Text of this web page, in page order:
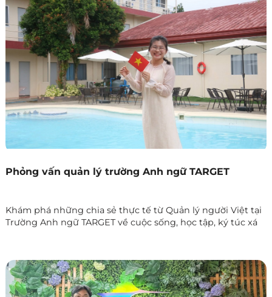
Phỏng vấn quản lý trường Anh ngữ TARGET
Khám phá những chia sẻ thực tế từ Quản lý người Việt tại
Trường Anh ngữ TARGET về cuộc sống, học tập, ký túc xá